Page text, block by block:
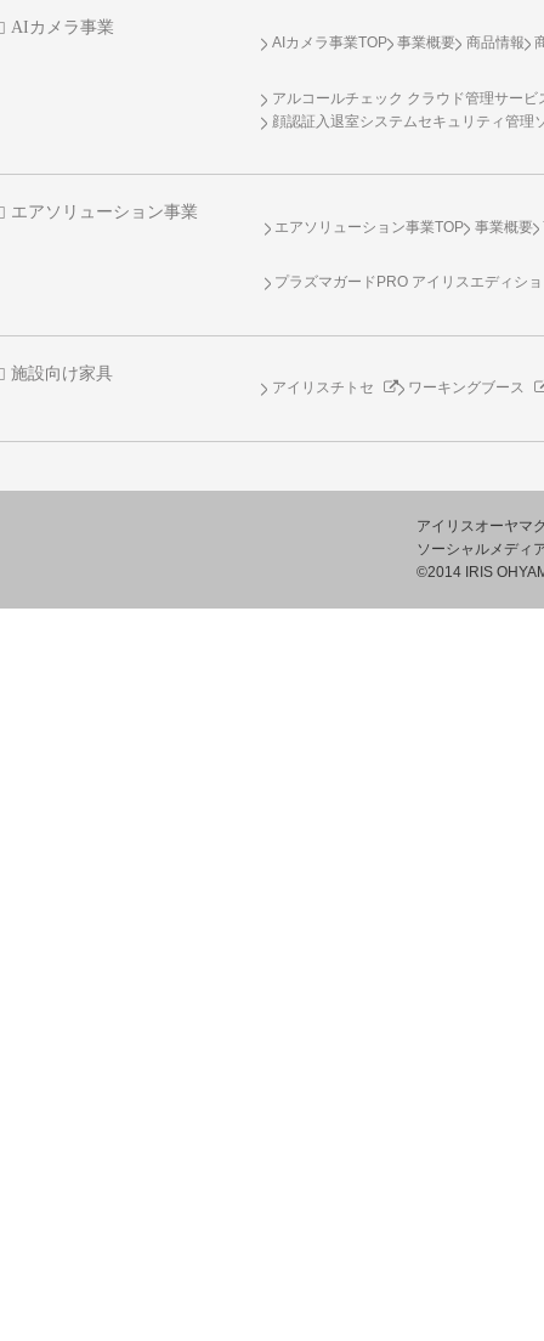
AIカメラ事業
AIカメラ事業TOP 事業概要 商品情報
アルコールチェック クラウド管理サービ
顔認証入退室システムセキュリティ管理
エアソリューション事業
エアソリューション事業TOP 事業概要
プラズマガードPRO アイリスエディシ
施設向け家具
アイリスチトセ ワーキングブース
アイリスオーヤマ
ソーシャルメディ
©2014 IRIS